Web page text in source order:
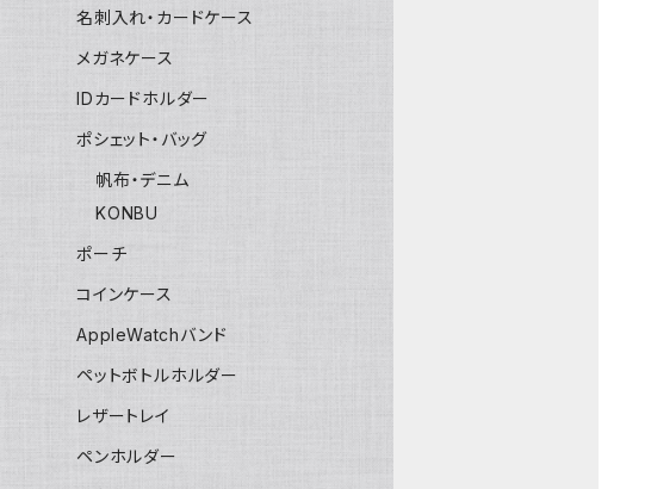
名刺入れ・カードケース
メガネケース
IDカードホルダー
ポシェット・バッグ
帆布・デニム
KONBU
ポーチ
コインケース
AppleWatchバンド
ペットボトルホルダー
レザートレイ
ペンホルダー